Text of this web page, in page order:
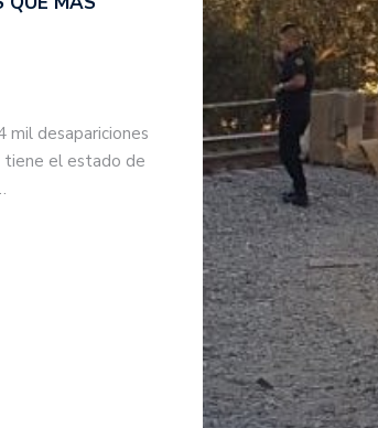
mil desapariciones
tiene el estado de